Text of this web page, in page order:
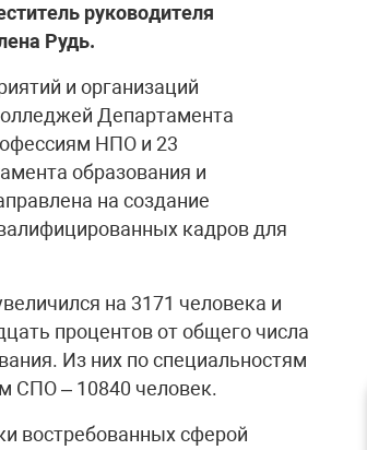
руководителя
Рудь.
и организаций
Департамента
НПО и 23
образования и
на создание
кадров для
на 3171 человека и
процентов от общего числа
Из них по специальностям
СПО – 10840 человек.
востребованных сферой